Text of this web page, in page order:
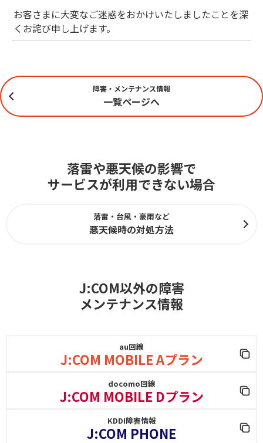
お客さまに大変なご迷惑をおかけいたしましたことを深
くお詫び申し上げます。
障害・メンテナンス情報
一覧ページへ
落雷や悪天候の影響で
サービスが利用できない場合
落雷・台風・豪雨など
悪天候時の対処方法
J:COM以外の障害
メンテナンス情報
au回線
J:COM MOBILE Aプラン
docomo回線
J:COM MOBILE Dプラン
KDDI障害情報
J:COM PHONE